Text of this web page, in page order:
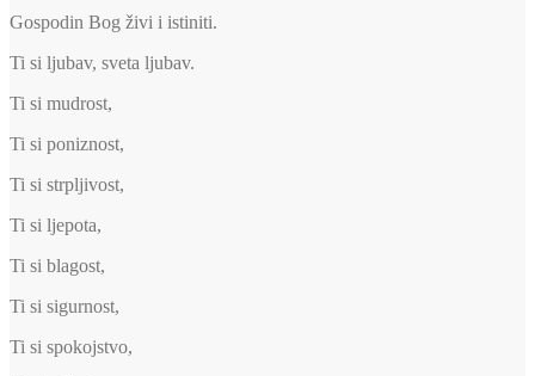
Gospodin Bog živi i istiniti.
Ti si ljubav, sveta ljubav.
Ti si mudrost,
Ti si poniznost,
Ti si strpljivost,
Ti si ljepota,
Ti si blagost,
Ti si sigurnost,
Ti si spokojstvo,